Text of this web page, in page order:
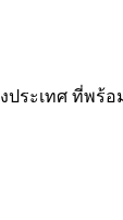
ประเทศ ที่พร้